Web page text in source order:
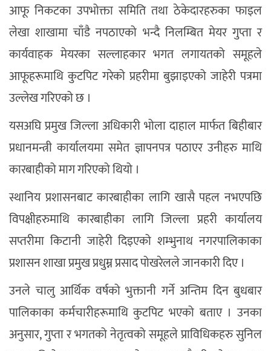
आफू निकटका उपभोक्ता समिति तथा ठेकेदारहरुका फाइल
लेखा शाखामा चाँडै नपठाएको भन्दै निलम्बित मेयर गुप्ता र
कार्यवाहक मेयरका सल्लाहकार भगत लगायतको समूहले
आफूहरूमाथि कुटपिट गरेको प्रहरीमा बुझाइएको जाहेरी पत्रमा
उल्लेख गरिएको छ ।
यसअघि प्रमुख जिल्ला अधिकारी भोला दाहाल मार्फत बिहीबार
प्रधानमन्त्री कार्यालयमा समेत ज्ञापनपत्र पठाएर उनीहरु माथि
कारबाहीको माग गरिएको थियो ।
स्थानिय प्रशासनबाट कारबाहीका लागि खासै पहल नभएपछि
विपक्षीहरुमाथि कारबाहीका लागि जिल्ला प्रहरी कार्यालय
सप्तरीमा किटानी जाहेरी दिइएको शम्भुनाथ नगरपालिकाका
प्रशासन शाखा प्रमुख प्रधुम्न प्रसाद पोखरेलले जानकारी दिए ।
उनले चालु आर्थिक वर्षको भुक्तानी गर्ने अन्तिम दिन बुधबार
पालिकाका कर्मचारीहरूमाथि कुटपिट भएको बताए । उनका
अनुसार, गुप्ता र भगतको नेतृत्वको समूहले प्राविधिकहरु सुनिल